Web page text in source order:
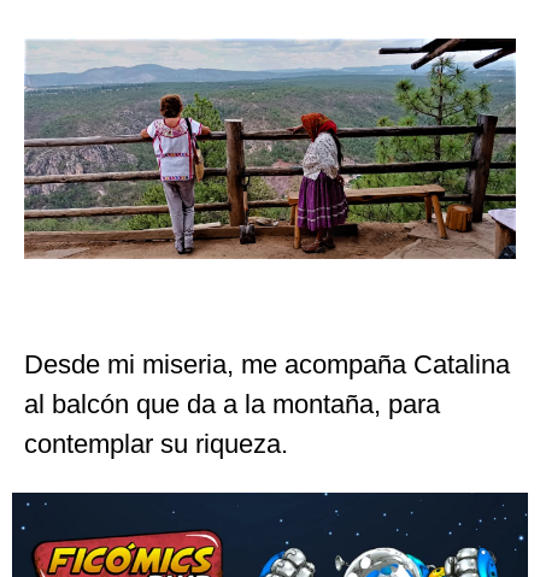
Desde mi miseria, me acompaña Catalina
al balcón que da a la montaña, para
contemplar su riqueza.